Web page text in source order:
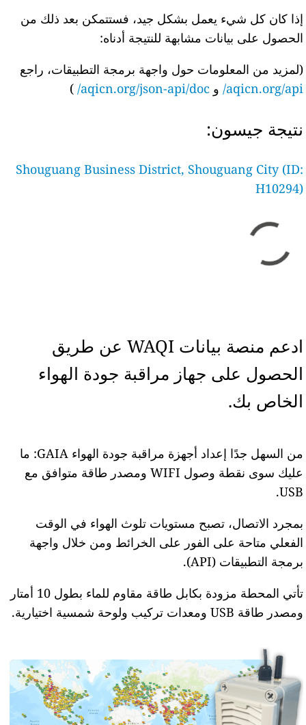
إذا كان كل شيء يعمل بشكل جيد، فستتمكن بعد ذلك من
الحصول على بيانات مشابهة للنتيجة أدناه:
(لمزيد من المعلومات حول واجهة برمجة التطبيقات، راجع
aqicn.org/api/ و aqicn.org/json-api/doc/
)
نتيجة جيسون:
Shouguang Business District, Shouguang City (ID:
H10294)
ادعم منصة بيانات WAQI عن طريق
الحصول على جهاز مراقبة جودة الهواء
الخاص بك.
من السهل جدًا إعداد أجهزة مراقبة جودة الهواء GAIA: ما
عليك سوى نقطة وصول WIFI ومصدر طاقة متوافق مع
USB.
بمجرد الاتصال، تصبح مستويات تلوث الهواء في الوقت
الفعلي متاحة على الفور على الخرائط ومن خلال واجهة
برمجة التطبيقات (API).
تأتي المحطة مزودة بكابل طاقة مقاوم للماء بطول 10 أمتار
ومصدر طاقة USB ومعدات تركيب ولوحة شمسية اختيارية.